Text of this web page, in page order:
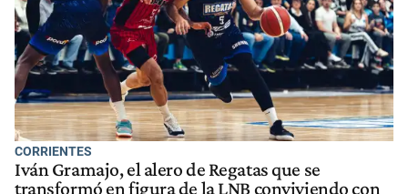
CORRIENTES
Iván Gramajo, el alero de Regatas que se
transformó en figura de la LNB conviviendo con